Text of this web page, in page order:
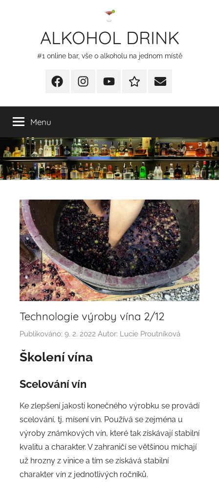
ALKOHOL DRINK
#1 online bar, vše o alkoholu na jednom místě
FacebookInstagram
YT
Redakční
E-
Menu
Technologie výroby vína 2/12
Publikováno: 9. 2. 2022 Autor: Lucie Proutníková
Školení vína
Scelování vín
Ke zlepšení jakosti konečného výrobku se provádí
scelování, tj. mísení vín. Používá se zejména u
výroby známkových vín, které tak získávají stabilní
kvalitu a charakter. V zahraničí se většinou míchají
už hrozny z vinice a tím se získává stabilní
charakter vín z jednotlivých ročníků.